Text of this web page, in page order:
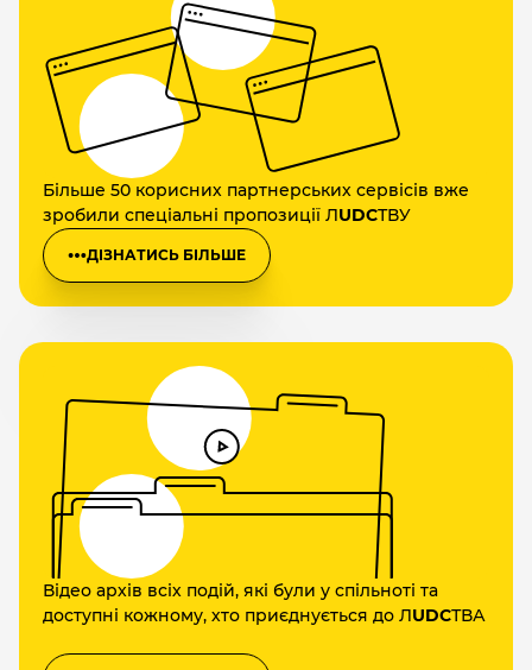
Більше 50 корисних партнерських сервісів вже
зробили спеціальні пропозиції ЛUDCТВУ
ДІЗНАТИСЬ БІЛЬШЕ
Відео архів всіх подій, які були у спільноті та
доступні кожному, хто приєднується до ЛUDCТВА